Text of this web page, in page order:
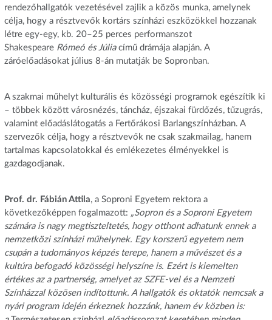
rendezőhallgatók vezetésével zajlik a közös munka, amelynek
célja, hogy a résztvevők kortárs színházi eszközökkel hozzanak
létre egy-egy, kb. 20–25 perces performanszot
Shakespeare Rómeó és Júliacímű drámája alapján. A
záróelőadásokat július 8-án mutatják be Sopronban.
A szakmai műhelyt kulturális és közösségi programok egészítik ki
– többek között városnézés, táncház, éjszakai fürdőzés, tűzugrás,
valamint előadáslátogatás a Fertőrákosi Barlangszínházban. A
szervezők célja, hogy a résztvevők ne csak szakmailag, hanem
tartalmas kapcsolatokkal és emlékezetes élményekkel is
gazdagodjanak.
Prof. dr. Fábián Attila, a Soproni Egyetem rektora a
következőképpen fogalmazott: „Sopron és a Soproni Egyetem
számára is nagy megtiszteltetés, hogy otthont adhatunk ennek a
nemzetközi színházi műhelynek. Egy korszerű egyetem nem
csupán a tudományos képzés terepe, hanem a művészet és a
kultúra befogadó közösségi helyszíne is. Ezért is kiemelten
értékes az a partnerség, amelyet az SZFE-vel és a Nemzeti
Színházzal közösen indítottunk. A hallgatók és oktatók nemcsak a
nyári program idején érkeznek hozzánk, hanem év közben is: